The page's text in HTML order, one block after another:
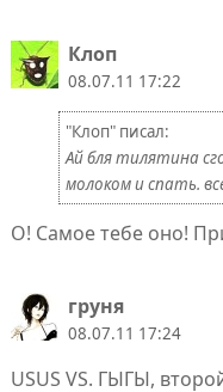
Клоп
08.07.11 17:22
"Клoп" писал:
Ай бля тилятина
молоком и спать.
О! Самое тебе оно!
груня
08.07.11 17:24
USUS VS. ГЫГЫ,